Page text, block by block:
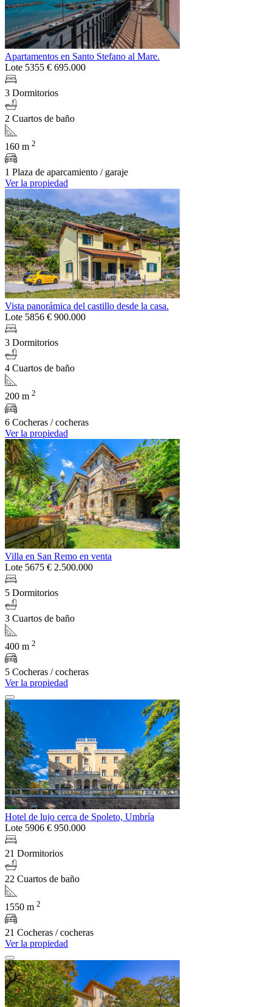
Apartamentos en Santo Stefano al Mare.
Lote 5355 € 695.000
3 Dormitorios
2 Cuartos de baño
160 m 2
1 Plaza de aparcamiento / garaje
Ver la propiedad
Vista panorámica del castillo desde la casa.
Lote 5856 € 900.000
3 Dormitorios
4 Cuartos de baño
200 m 2
6 Cocheras / cocheras
Ver la propiedad
Villa en San Remo en venta
Lote 5675 € 2.500.000
5 Dormitorios
3 Cuartos de baño
400 m 2
5 Cocheras / cocheras
Ver la propiedad
Hotel de lujo cerca de Spoleto, Umbría
Lote 5906 € 950.000
21 Dormitorios
22 Cuartos de baño
1550 m 2
21 Cocheras / cocheras
Ver la propiedad